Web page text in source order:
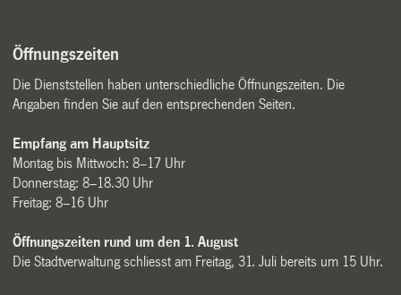
Öffnungszeiten
Die Dienststellen haben unterschiedliche Öffnungszeiten. Die
Angaben finden Sie auf den entsprechenden Seiten.
Empfang am Hauptsitz
Montag bis Mittwoch: 8–17 Uhr
Donnerstag: 8–18.30 Uhr
Freitag: 8–16 Uhr
Öffnungszeiten rund um den 1. August
Die Stadtverwaltung schliesst am Freitag, 31. Juli bereits um 15 Uhr.